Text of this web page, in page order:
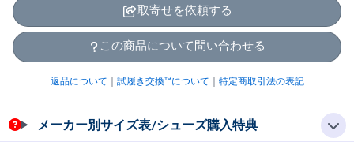
取寄せを依頼する
この商品について問い合わせる
返品について 試履き交換™について 特定商取引法の表記
メーカー別サイズ表/シューズ購入特典